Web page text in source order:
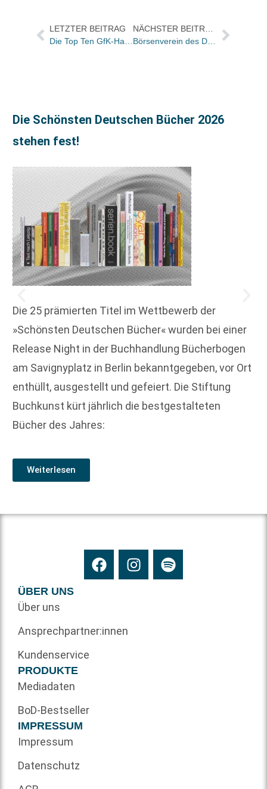
LETZTER BEITRAG
Die Schönsten Deutschen Bücher 2026
stehen fest!
Die 25 prämierten Titel im Wettbewerb der
»Schönsten Deutschen Bücher« wurden bei einer
Release Night in der Buchhandlung Bücherbogen
am Savignyplatz in Berlin bekanntgegeben, vor Ort
enthüllt, ausgestellt und gefeiert. Die Stiftung
Buchkunst kürt jährlich die bestgestalteten
Bücher des Jahres:
Weiterlesen
ÜBER UNS
Über uns
Ansprechpartner:innen
Kundenservice
PRODUKTE
Mediadaten
BoD-Bestseller
IMPRESSUM
Impressum
Datenschutz